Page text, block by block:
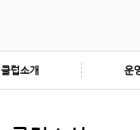
클럽소개 운